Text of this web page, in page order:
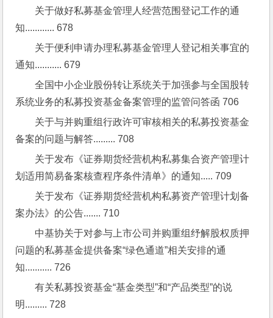
关于做好私募基金管理人经营范围登记工作的通
知............ 678
关于便利申请办理私募基金管理人登记相关事宜的
通知........... 679
全国中小企业股份转让系统关于加强参与全国股转
系统业务的私募投资基金备案管理的监管问答函 706
关于与并购重组行政许可审核相关的私募投资基金
备案的问题与解答......... 708
关于发布《证券期货经营机构私募集合资产管理计
划适用简易备案核查程序条件清单》的通知..... 709
关于发布《证券期货经营机构私募资产管理计划备
案办法》的公告....... 710
中基协关于对参与上市公司并购重组纾解股权质押
问题的私募基金提供备案“绿色通道”相关安排的通
知........... 726
有关私募投资基金“基金类型”和“产品类型”的说
明......... 728